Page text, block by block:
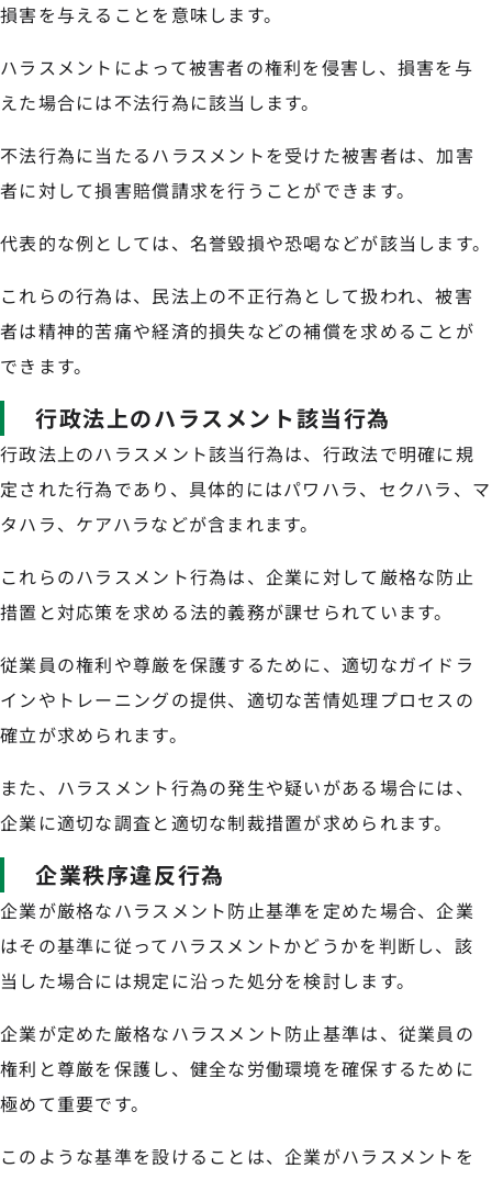
損害を与えることを意味します。
ハラスメントによって被害者の権利を侵害し、損害を与
えた場合には不法行為に該当します。
不法行為に当たるハラスメントを受けた被害者は、加害
者に対して損害賠償請求を行うことができます。
代表的な例としては、名誉毀損や恐喝などが該当します。
これらの行為は、民法上の不正行為として扱われ、被害
者は精神的苦痛や経済的損失などの補償を求めることが
できます。
行政法上のハラスメント該当行為
行政法上のハラスメント該当行為は、行政法で明確に規
定された行為であり、具体的にはパワハラ、セクハラ、マ
タハラ、ケアハラなどが含まれます。
これらのハラスメント行為は、企業に対して厳格な防止
措置と対応策を求める法的義務が課せられています。
従業員の権利や尊厳を保護するために、適切なガイドラ
インやトレーニングの提供、適切な苦情処理プロセスの
確立が求められます。
また、ハラスメント行為の発生や疑いがある場合には、
企業に適切な調査と適切な制裁措置が求められます。
企業秩序違反行為
企業が厳格なハラスメント防止基準を定めた場合、企業
はその基準に従ってハラスメントかどうかを判断し、該
当した場合には規定に沿った処分を検討します。
企業が定めた厳格なハラスメント防止基準は、従業員の
権利と尊厳を保護し、健全な労働環境を確保するために
極めて重要です。
このような基準を設けることは、企業がハラスメントを